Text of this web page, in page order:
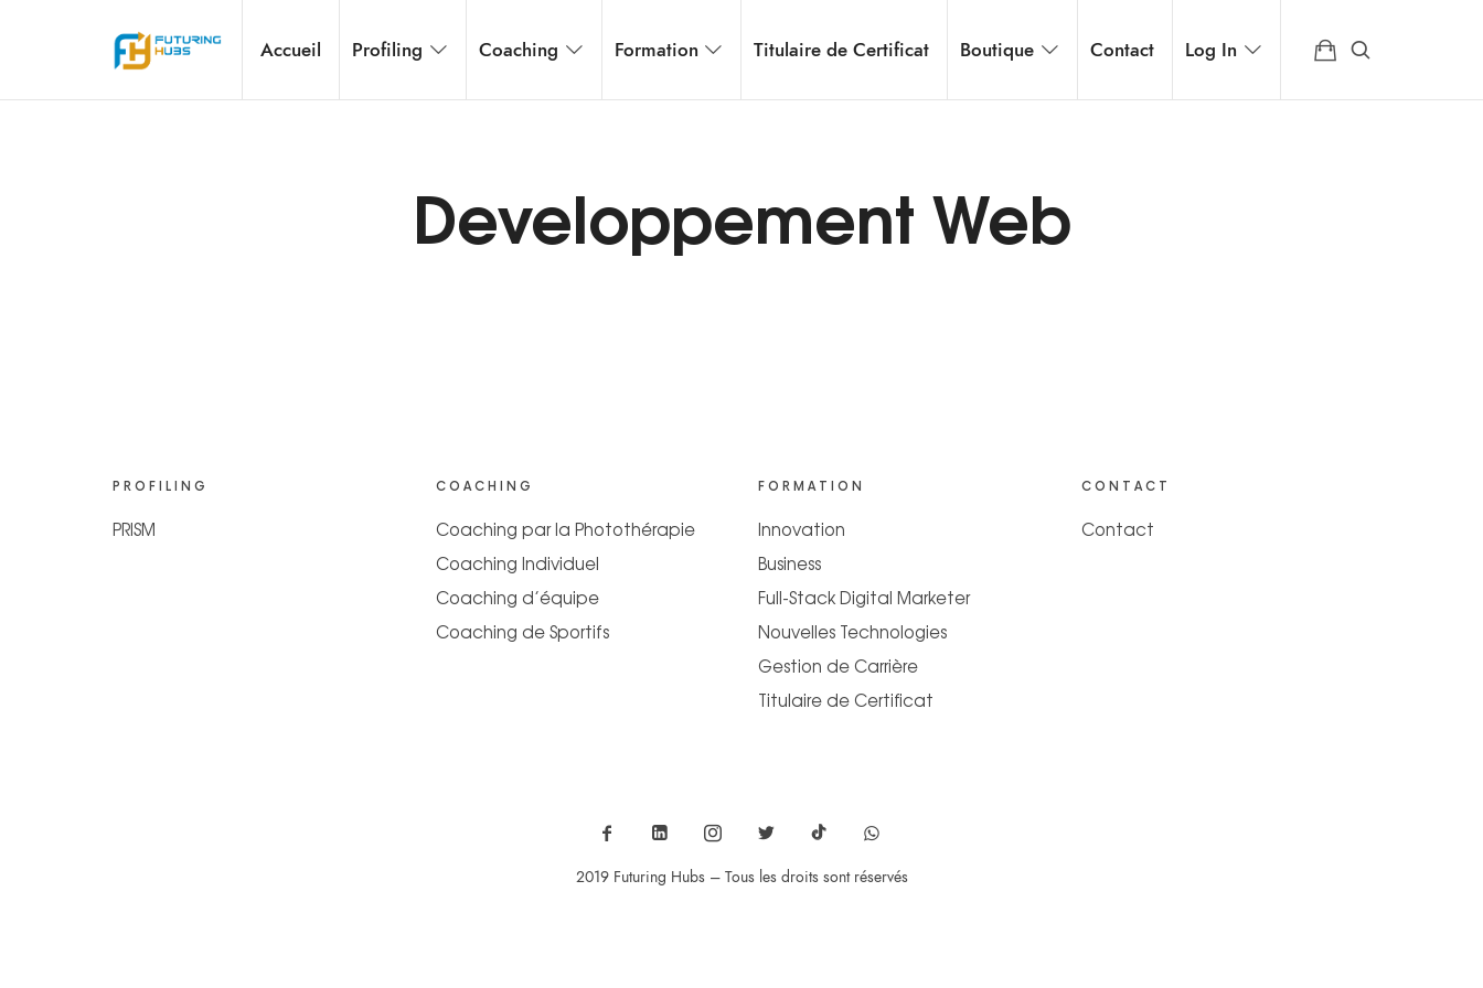
Accueil Profiling Coaching Formation Titulaire de Certificat Boutique Contact Log In
Developpement Web
PROFILING
PRISM
COACHING
Coaching par la Photothérapie
Coaching Individuel
Coaching d’équipe
Coaching de Sportifs
FORMATION
Innovation
Business
Full-Stack Digital Marketer
Nouvelles Technologies
Gestion de Carrière
Titulaire de Certificat
CONTACT
Contact
2019 Futuring Hubs – Tous les droits sont réservés